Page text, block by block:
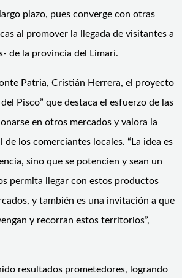
plazo, pues converge con otras
al promover la llegada de visitantes a
de la provincia del Limarí.
Patria, Cristián Herrera, el proyecto
Pisco” que destaca el esfuerzo de las
en otros mercados y valora la
los comerciantes locales. “La idea es
sino que se potencien y sean un
permita llegar con estos productos
y también es una invitación a que
y recorran estos territorios”,
resultados prometedores, logrando